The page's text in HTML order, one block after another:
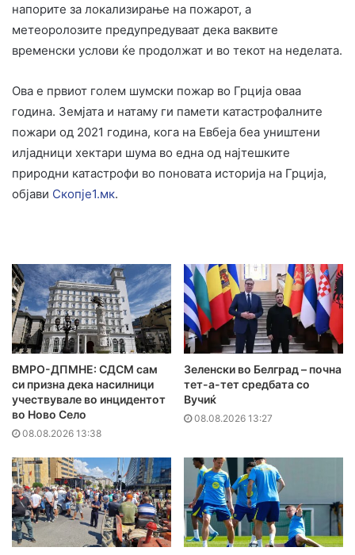
напорите за локализирање на пожарот, а
метеоролозите предупредуваат дека ваквите
временски услови ќе продолжат и во текот на неделата.
Ова е првиот голем шумски пожар во Грција оваа
година. Земјата и натаму ги памети катастрофалните
пожари од 2021 година, кога на Евбеја беа уништени
илјадници хектари шума во една од најтешките
природни катастрофи во поновата историја на Грција,
објави Скопје1.мк.
ВМРО-ДПМНЕ: СДСМ сам
си призна дека насилници
учествувале во инцидентот
во Ново Село
08.08.2026 13:38
Зеленски во Белград – почна
тет-а-тет средбата со
Вучиќ
08.08.2026 13:27